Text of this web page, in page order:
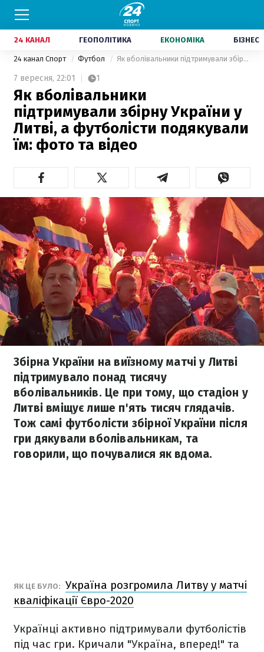
24 КАНАЛ ГЕОПОЛІТИКА ЕКОНОМІКА БІЗНЕС
24 канал Спорт Футбол Як вболівальники підтримували збірну України у Литві, а футболісти подякували їм: фото та відео
7 вересня, 22:01 1
Як вболівальники
підтримували збірну України у
Литві, а футболісти подякували
їм: фото та відео
Збірна України на виїзному матчі у Литві
підтримувало понад тисячу
вболівальників. Це при тому, що стадіон у
Литві вміщує лише п'ять тисяч глядачів.
Тож самі футболісти збірної України після
гри дякували вболівальникам, та
говорили, що почувалися як вдома.
ЯК ЦЕ БУЛО: Україна розгромила Литву у матчі
кваліфікації Євро-2020
Українці активно підтримували футболістів
під час гри. Кричали "Україна, вперед!" та